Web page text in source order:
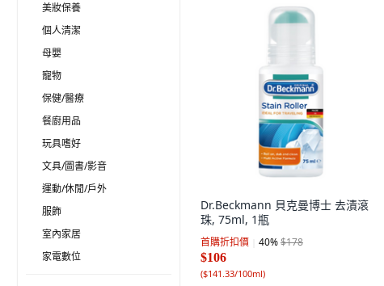
美妝保養
個人清潔
母嬰
寵物
保健/醫療
餐廚用品
玩具嗜好
文具/圖書/影音
運動/休閒/戶外
服飾
室內家居
家電數位
Dr.Beckmann 貝克曼博士 去漬滾
珠, 75ml, 1瓶
首購折扣價 40%$178
$106
($141.33/100ml)